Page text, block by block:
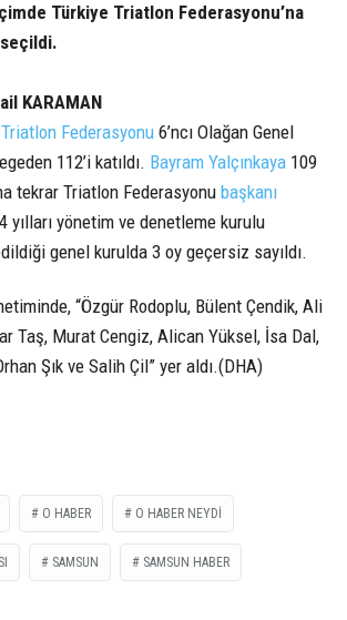
Türkiye Triatlon Federasyonu’na
KARAMAN
Federasyonu 6’ncı Olağan Genel
112’i katıldı. Bayram Yalçınkaya 109
tekrar Triatlon Federasyonu başkanı
yılları yönetim ve denetleme kurulu
genel kurulda 3 oy geçersiz sayıldı.
“Özgür Rodoplu, Bülent Çendik, Ali
Taş, Murat Cengiz, Alican Yüksel, İsa Dal,
Şık ve Salih Çil” yer aldı.(DHA)
O HABER O HABER NEYDİ
SAMSUN SAMSUN HABER